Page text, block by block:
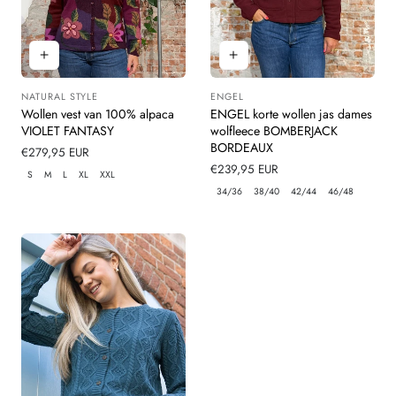
Leverancier:
NATURAL STYLE
Wollen vest van 100% alpaca
VIOLET FANTASY
Normale
prijs
€279,95 EUR
S M L XL XXL
Leverancier:
ENGEL
ENGEL korte wollen jas dames
wolfleece BOMBERJACK
BORDEAUX
Normale
prijs
€239,95 EUR
34/36 38/40 42/44 46/48